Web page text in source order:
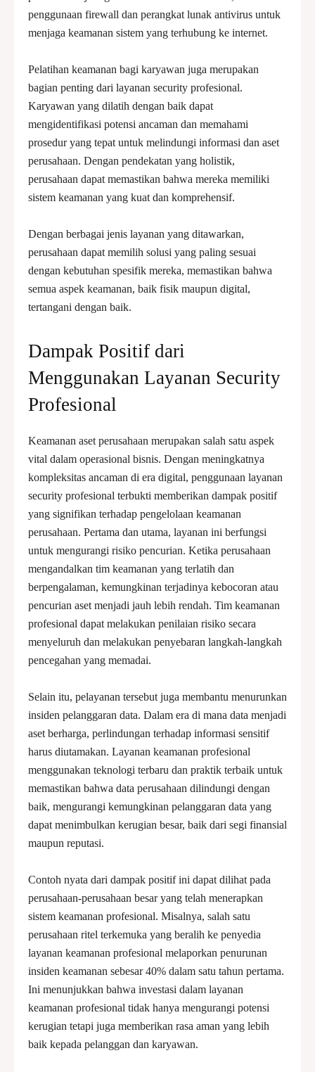
penggunaan firewall dan perangkat lunak antivirus untuk
menjaga keamanan sistem yang terhubung ke internet.
Pelatihan keamanan bagi karyawan juga merupakan
bagian penting dari layanan security profesional.
Karyawan yang dilatih dengan baik dapat
mengidentifikasi potensi ancaman dan memahami
prosedur yang tepat untuk melindungi informasi dan aset
perusahaan. Dengan pendekatan yang holistik,
perusahaan dapat memastikan bahwa mereka memiliki
sistem keamanan yang kuat dan komprehensif.
Dengan berbagai jenis layanan yang ditawarkan,
perusahaan dapat memilih solusi yang paling sesuai
dengan kebutuhan spesifik mereka, memastikan bahwa
semua aspek keamanan, baik fisik maupun digital,
tertangani dengan baik.
Dampak Positif dari
Menggunakan Layanan Security
Profesional
Keamanan aset perusahaan merupakan salah satu aspek
vital dalam operasional bisnis. Dengan meningkatnya
kompleksitas ancaman di era digital, penggunaan layanan
security profesional terbukti memberikan dampak positif
yang signifikan terhadap pengelolaan keamanan
perusahaan. Pertama dan utama, layanan ini berfungsi
untuk mengurangi risiko pencurian. Ketika perusahaan
mengandalkan tim keamanan yang terlatih dan
berpengalaman, kemungkinan terjadinya kebocoran atau
pencurian aset menjadi jauh lebih rendah. Tim keamanan
profesional dapat melakukan penilaian risiko secara
menyeluruh dan melakukan penyebaran langkah-langkah
pencegahan yang memadai.
Selain itu, pelayanan tersebut juga membantu menurunkan
insiden pelanggaran data. Dalam era di mana data menjadi
aset berharga, perlindungan terhadap informasi sensitif
harus diutamakan. Layanan keamanan profesional
menggunakan teknologi terbaru dan praktik terbaik untuk
memastikan bahwa data perusahaan dilindungi dengan
baik, mengurangi kemungkinan pelanggaran data yang
dapat menimbulkan kerugian besar, baik dari segi finansial
maupun reputasi.
Contoh nyata dari dampak positif ini dapat dilihat pada
perusahaan-perusahaan besar yang telah menerapkan
sistem keamanan profesional. Misalnya, salah satu
perusahaan ritel terkemuka yang beralih ke penyedia
layanan keamanan profesional melaporkan penurunan
insiden keamanan sebesar 40% dalam satu tahun pertama.
Ini menunjukkan bahwa investasi dalam layanan
keamanan profesional tidak hanya mengurangi potensi
kerugian tetapi juga memberikan rasa aman yang lebih
baik kepada pelanggan dan karyawan.